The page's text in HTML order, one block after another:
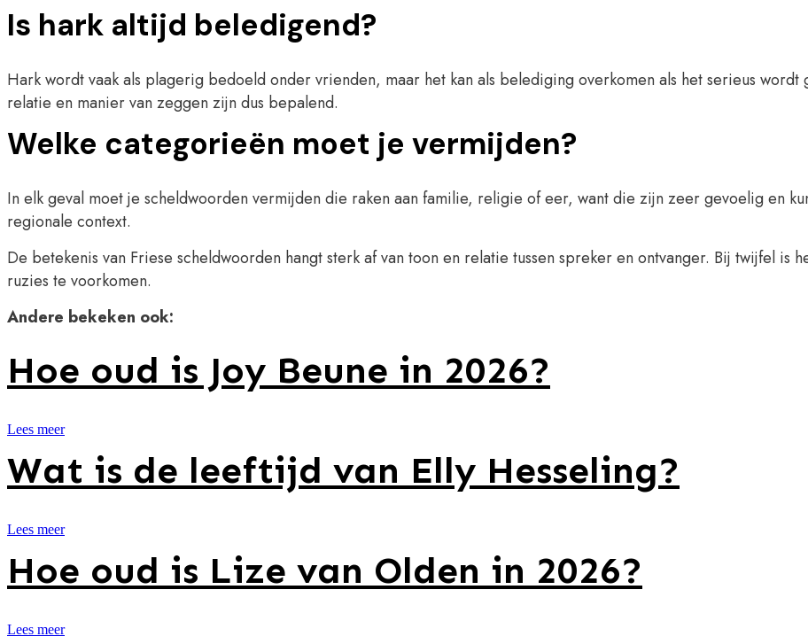
Is hark altijd beledigend?
Hark wordt vaak als plagerig bedoeld onder vrienden, maar het kan als belediging overkomen als het serieus
relatie en manier van zeggen zijn dus bepalend.
Welke categorieën moet je vermijden?
In elk geval moet je scheldwoorden vermijden die raken aan familie, religie of eer, want die zijn zeer gevoelig en
regionale context.
De betekenis van Friese scheldwoorden hangt sterk af van toon en relatie tussen spreker en ontvanger. Bij twijfel
ruzies te voorkomen.
Andere bekeken ook:
Hoe oud is Joy Beune in 2026?
Lees meer
Wat is de leeftijd van Elly Hesseling?
Lees meer
Hoe oud is Lize van Olden in 2026?
Lees meer